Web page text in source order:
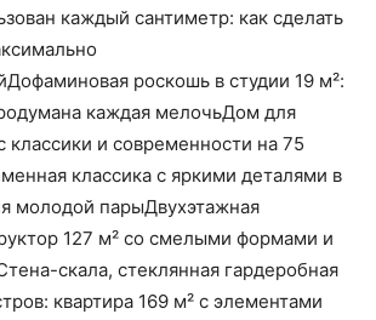
каждый сантиметр: как сделать
роскошь в студии 19 м²:
каждая мелочьДом для
классики и современности на 75
классика с яркими деталями в
молодой парыДвухэтажная
127 м² со смелыми формами и
скала, стеклянная гардеробная
квартира 169 м² с элементами